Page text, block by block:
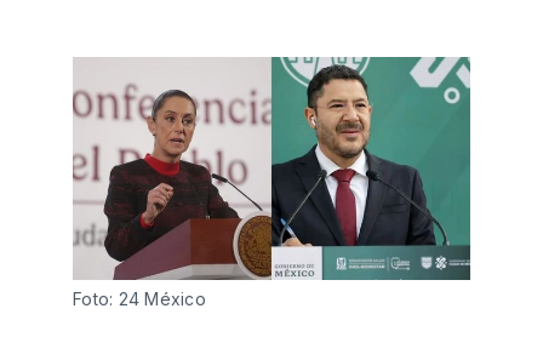
Foto: 24 México